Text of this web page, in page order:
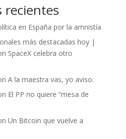
recientes
en España por la amnistía
más destacadas hoy |
SpaceX celebra otro
A la maestra vas, yo aviso.
El PP no quiere “mesa de
Un Bitcoin que vuelve a